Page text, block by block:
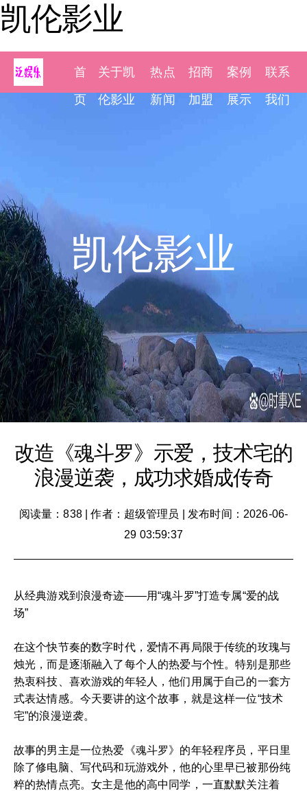
凯伦影业
首
页
关于凯
伦影业
热点
新闻
招商
加盟
案例
展示
联系
我们
凯伦影业
改造《魂斗罗》示爱，技术宅的
浪漫逆袭，成功求婚成传奇
阅读量：838|作者：超级管理员
发布时间：2026-06-
29 03:59:37
从经典游戏到浪漫奇迹——用“魂斗罗”打造专属“爱的战
场”
在这个快节奏的数字时代，爱情不再局限于传统的玫瑰与
烛光，而是逐渐融入了每个人的热爱与个性。特别是那些
热衷科技、喜欢游戏的年轻人，他们用属于自己的一套方
式表达情感。今天要讲的这个故事，就是这样一位“技术
宅”的浪漫逆袭。
故事的男主是一位热爱《魂斗罗》的年轻程序员，平日里
除了修电脑、写代码和玩游戏外，他的心里早已被那份纯
粹的热情点亮。女主是他的高中同学，一直默默关注着